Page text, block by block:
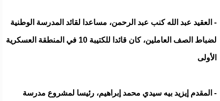
- العقيد عبد الله كنب عبد الرحمن، مساعدا لقائد المدرسة الوطنية
لضباط الصف العاملين، كان قائدا للكتيبة 10 في المنطقة العسكرية
الأولى
- المقدم إيزيد بيه سيدي محمد إبراهيم، رئيسا لمشروع مدرسة